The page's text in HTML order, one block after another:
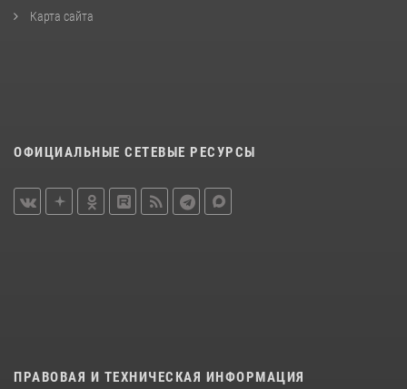
Карта сайта
ОФИЦИАЛЬНЫЕ СЕТЕВЫЕ РЕСУРСЫ
ПРАВОВАЯ И ТЕХНИЧЕСКАЯ ИНФОРМАЦИЯ